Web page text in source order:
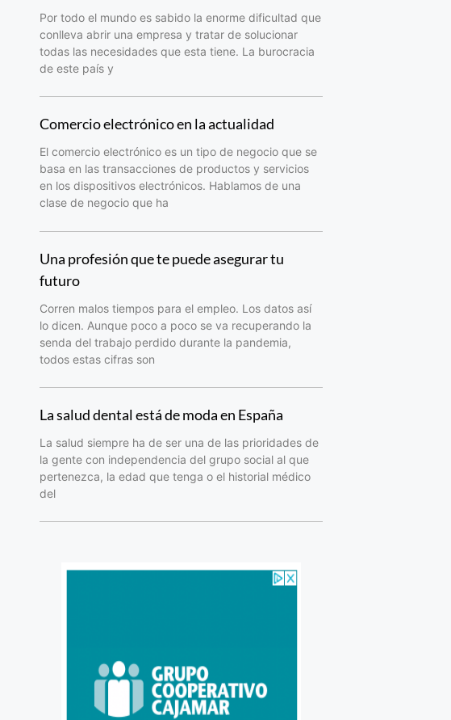
Por todo el mundo es sabido la enorme dificultad que
conlleva abrir una empresa y tratar de solucionar
todas las necesidades que esta tiene. La burocracia
de este país y
Comercio electrónico en la actualidad
El comercio electrónico es un tipo de negocio que se
basa en las transacciones de productos y servicios
en los dispositivos electrónicos. Hablamos de una
clase de negocio que ha
Una profesión que te puede asegurar tu
futuro
Corren malos tiempos para el empleo. Los datos así
lo dicen. Aunque poco a poco se va recuperando la
senda del trabajo perdido durante la pandemia,
todos estas cifras son
La salud dental está de moda en España
La salud siempre ha de ser una de las prioridades de
la gente con independencia del grupo social al que
pertenezca, la edad que tenga o el historial médico
del